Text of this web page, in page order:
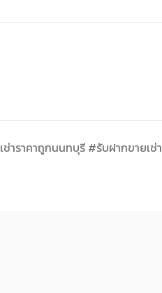
าราคาถูกนนทบุรี #รับฝากขายเช่า